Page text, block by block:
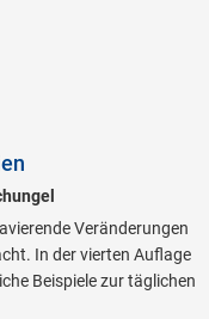
Veränderungen
In der vierten Auflage
Beispiele zur täglichen